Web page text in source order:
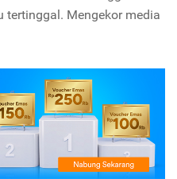
tertinggal. Mengekor media